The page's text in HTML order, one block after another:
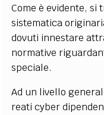
Come è evidente,
sistematica
dovuti innestare
normative
speciale.
Ad un livello
reati cyber